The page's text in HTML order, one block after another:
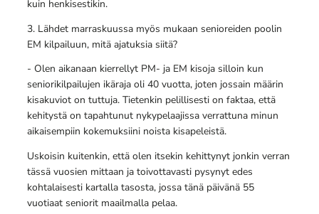
kuin henkisestikin.
3. Lähdet marraskuussa myös mukaan senioreiden poolin
EM kilpailuun, mitä ajatuksia siitä?
- Olen aikanaan kierrellyt PM- ja EM kisoja silloin kun
seniorikilpailujen ikäraja oli 40 vuotta, joten jossain määrin
kisakuviot on tuttuja. Tietenkin pelillisesti on faktaa, että
kehitystä on tapahtunut nykypelaajissa verrattuna minun
aikaisempiin kokemuksiini noista kisapeleistä.
Uskoisin kuitenkin, että olen itsekin kehittynyt jonkin verran
tässä vuosien mittaan ja toivottavasti pysynyt edes
kohtalaisesti kartalla tasosta, jossa tänä päivänä 55
vuotiaat seniorit maailmalla pelaa.